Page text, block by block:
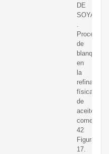
DE
SOYA
Proceso
de
blanqueo
en
la
refinación
física
de
aceites
42
Figura
17.